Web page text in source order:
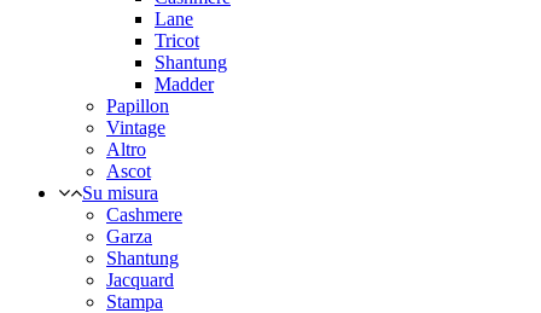
Lane
Tricot
Shantung
Madder
Papillon
Vintage
Altro
Ascot
Su misura
Cashmere
Garza
Shantung
Jacquard
Stampa